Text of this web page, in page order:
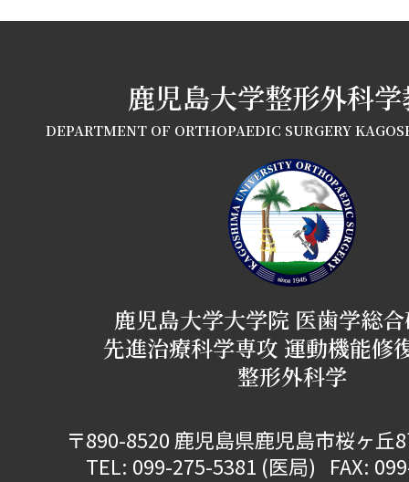
鹿児島大学整形外科
DEPARTMENT OF ORTHOPAEDIC SURGERY
鹿児島大学大学院 医歯学総
先進治療科学専攻 運動機能修
整形外科学
〒890-8520 鹿児島県鹿児島市桜ヶ丘
TEL: 099-275-5381 (医局) FAX: